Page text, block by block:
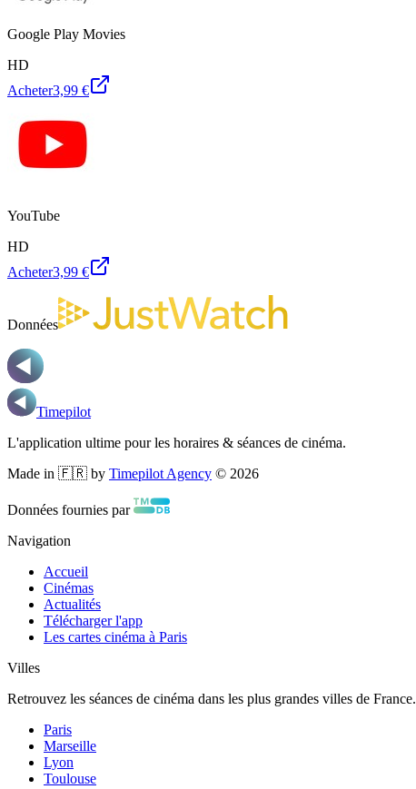
Google Play Movies
HD
Acheter3,99 €
YouTube
HD
Acheter3,99 €
Données
Timepilot
L'application ultime pour les horaires & séances de cinéma.
Made in 🇫🇷 by Timepilot Agency © 2026
Données fournies par
Navigation
Accueil
Cinémas
Actualités
Télécharger l'app
Les cartes cinéma à Paris
Villes
Retrouvez les séances de cinéma dans les plus grandes villes de France.
Paris
Marseille
Lyon
Toulouse